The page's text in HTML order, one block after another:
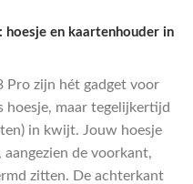
hoesje en kaartenhouder in
Pro zijn hét gadget voor
hoesje, maar tegelijkertijd
in kwijt. Jouw hoesje
de voorkant,
zitten. De achterkant